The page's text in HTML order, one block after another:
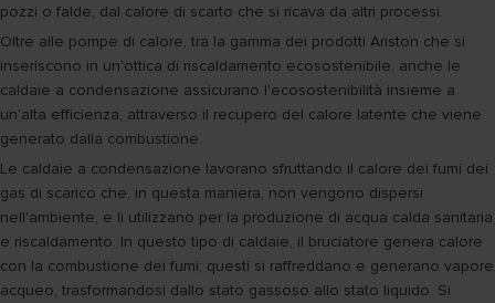
pozzi o falde, dal calore di scarto che si ricava da altri processi.
Oltre alle pompe di calore, tra la gamma dei prodotti Ariston che si
inseriscono in un'ottica di riscaldamento ecosostenibile, anche le
caldaie a condensazione assicurano l'ecosostenibilità insieme a
un'alta efficienza, attraverso il recupero del calore latente che viene
generato dalla combustione.
Le caldaie a condensazione lavorano sfruttando il calore dei fumi dei
gas di scarico che, in questa maniera, non vengono dispersi
nell'ambiente, e li utilizzano per la produzione di acqua calda sanitaria
e riscaldamento. In questo tipo di caldaie, il bruciatore genera calore
con la combustione dei fumi; questi si raffreddano e generano vapore
acqueo, trasformandosi dallo stato gassoso allo stato liquido. Si